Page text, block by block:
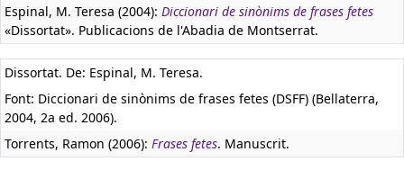
Espinal, M. Teresa (2004): Diccionari de sinònims de frases fetes
«Dissortat». Publicacions de l'Abadia de Montserrat.
Dissortat. De: Espinal, M. Teresa.
Font: Diccionari de sinònims de frases fetes (DSFF) (Bellaterra,
2004, 2a ed. 2006).
Torrents, Ramon (2006): Frases fetes. Manuscrit.